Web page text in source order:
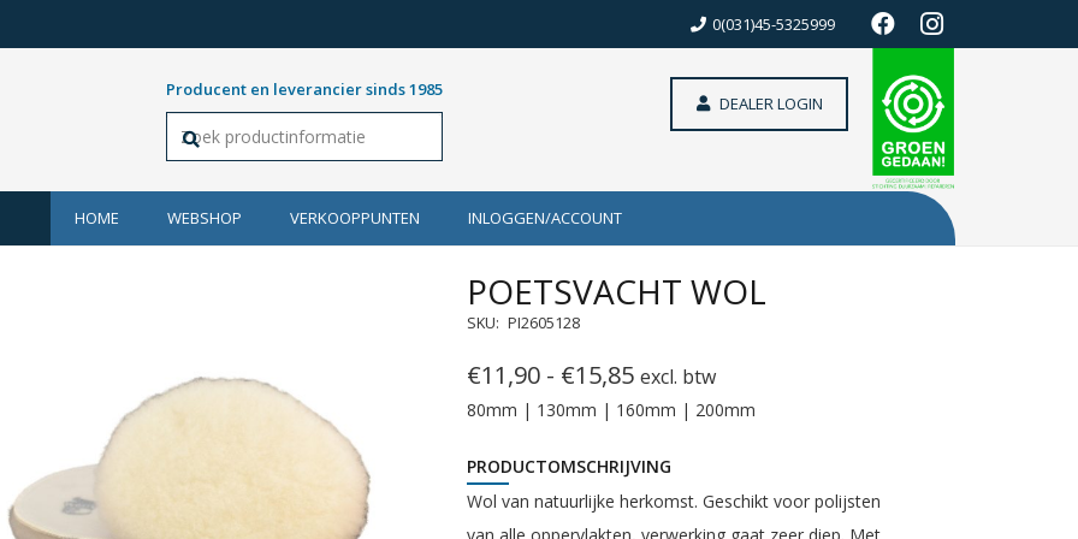
0(031)45-5325999
Producent en leverancier sinds 1985
DEALER LOGIN
HOME WEBSHOP VERKOOPPUNTEN INLOGGEN/ACCOUNT
POETSVACHT WOL
SKU: PI2605128
€11,90 - €15,85Prijsklasse:
€11,90
€15,85
excl. btw
80mm | 130mm | 160mm | 200mm
PRODUCTOMSCHRIJVING
Wol van natuurlijke herkomst. Geschikt voor polijsten